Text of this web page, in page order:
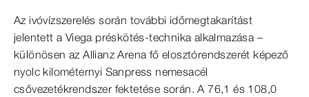
Az ivóvízszerelés során további időmegtakarítást
jelentett a Viega préskötés-technika alkalmazása –
különösen az Allianz Arena fő elosztórendszerét képező
nyolc kilométernyi Sanpress nemesacél
csővezetékrendszer fektetése során. A 76,1 és 108,0